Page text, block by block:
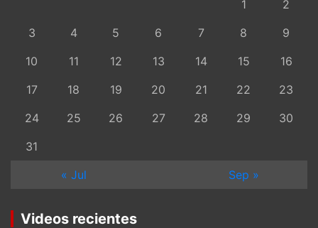
1
2
3
4 5 6 7 8
9
10
11 12 13 14 15
16
17
18 19 20 21 22
23
24
25 26 27 28 29
30
31
« Jul
Sep »
Videos recientes